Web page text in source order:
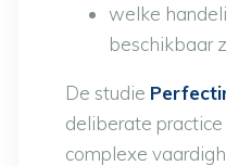
welke
beschikbaar
De studie
deliberate
complexe